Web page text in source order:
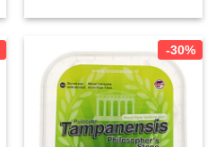
preços:
€15,75
-30%